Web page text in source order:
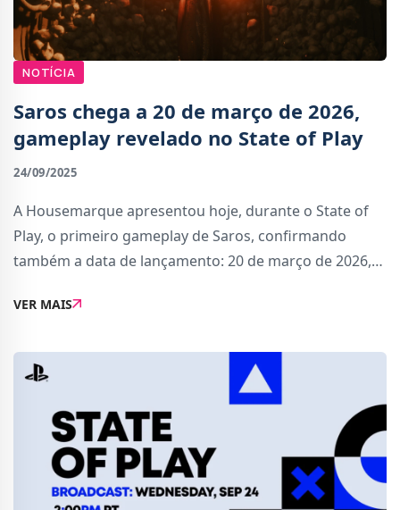
NOTÍCIA
Saros chega a 20 de março de 2026,
gameplay revelado no State of Play
24/09/2025
A Housemarque apresentou hoje, durante o State of
Play, o primeiro gameplay de Saros, confirmando
também a data de lançamento: 20 de março de 2026,
PS5 Pro.Descrito como um “projeto de sonho, f
VER MAIS